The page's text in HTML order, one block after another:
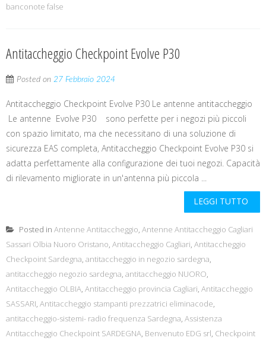
banconote false
Antitaccheggio Checkpoint Evolve P30
Posted on 27 Febbraio 2024
Antitaccheggio Checkpoint Evolve P30 Le antenne antitaccheggio
Le antenne Evolve P30 sono perfette per i negozi più piccoli
con spazio limitato, ma che necessitano di una soluzione di
sicurezza EAS completa, Antitaccheggio Checkpoint Evolve P30 si
adatta perfettamente alla configurazione dei tuoi negozi. Capacità
di rilevamento migliorate in un'antenna più piccola ...
LEGGI TUTTO
Posted in Antenne Antitaccheggio, Antenne Antitaccheggio Cagliari
Sassari Olbia Nuoro Oristano, Antitaccheggio Cagliari, Antitaccheggio
Checkpoint Sardegna, antitaccheggio in negozio sardegna,
antitaccheggio negozio sardegna, antitaccheggio NUORO,
Antitaccheggio OLBIA, Antitaccheggio provincia Cagliari, Antitaccheggio
SASSARI, Antitaccheggio stampanti prezzatrici eliminacode,
antitaccheggio-sistemi- radio frequenza Sardegna, Assistenza
Antitaccheggio Checkpoint SARDEGNA, Benvenuto EDG srl, Checkpoint